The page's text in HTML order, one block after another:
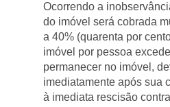
Ocorrendo a
do imóvel será cobrada
a 40% (quarenta por
imóvel por pessoa
permanecer no imóvel,
imediatamente após sua
à imediata rescisão